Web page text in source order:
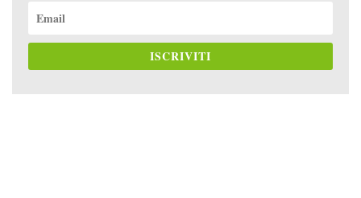
ISCRIVITI